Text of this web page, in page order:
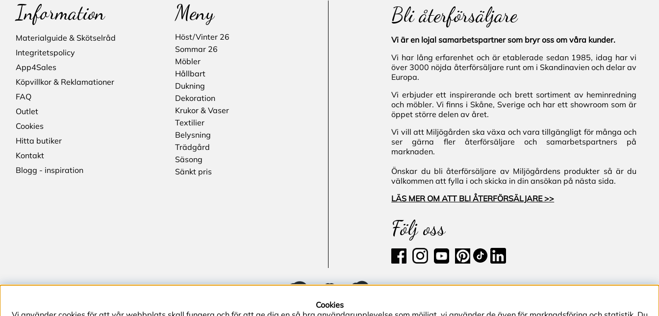
Information
Materialguide & Skötselråd
Integritetspolicy
App4Sales
Köpvillkor & Reklamationer
FAQ
Outlet
Cookies
Hitta butiker
Kontakt
Blogg - inspiration
Meny
Höst/Vinter 26
Sommar 26
Möbler
Hållbart
Dukning
Dekoration
Krukor & Vaser
Textilier
Belysning
Trädgård
Säsong
Sänkt pris
Bli återförsäljare
Vi är en lojal samarbetspartner som bryr oss om våra kunder.
Vi har lång erfarenhet och är etablerade sedan 1985, idag har vi
över 3000 nöjda återförsäljare runt om i Skandinavien och delar av
Europa.
Vi erbjuder ett inspirerande och brett sortiment av heminredning
och möbler. Vi finns i Skåne, Sverige och har ett showroom som är
öppet större delen av året.
Vi vill att Miljögården ska växa och vara tillgängligt för många och
ser gärna fler återförsäljare och samarbetspartners på
marknaden.
Önskar du bli återförsäljare av Miljögårdens produkter så är du
välkommen att fylla i och skicka in din ansökan på nästa sida.
LÄS MER OM ATT BLI ÅTERFÖRSÄLJARE >>
Följ oss
Cookies